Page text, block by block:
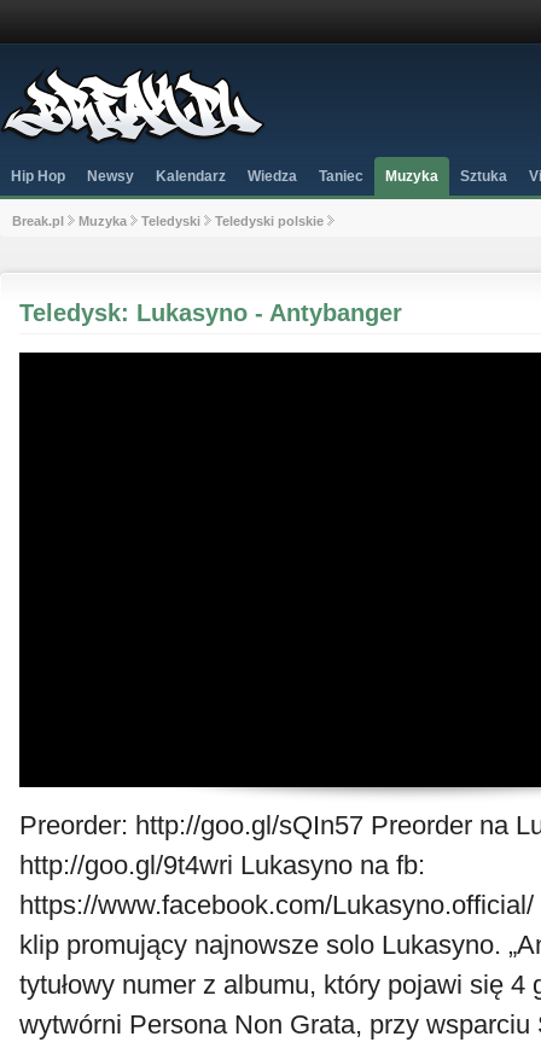
Hip Hop Newsy Kalendarz Wiedza Taniec Muzyka Sztuka
Break.pl Muzyka Teledyski Teledyski polskie
Teledysk: Lukasyno - Antybanger
Preorder: http://goo.gl/sQIn57 Preorder na
http://goo.gl/9t4wri Lukasyno na fb:
https://www.facebook.com/Lukasyno.official/
klip promujący najnowsze solo Lukasyno.
tytułowy numer z albumu, który pojawi się 4
wytwórni Persona Non Grata, przy